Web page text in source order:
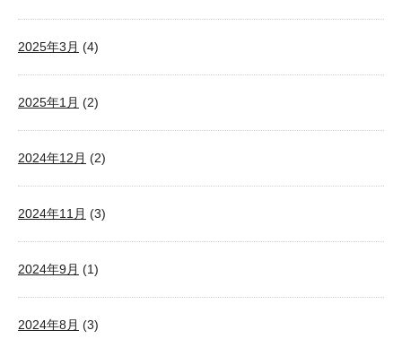
2025年3月 (4)
2025年1月 (2)
2024年12月 (2)
2024年11月 (3)
2024年9月 (1)
2024年8月 (3)